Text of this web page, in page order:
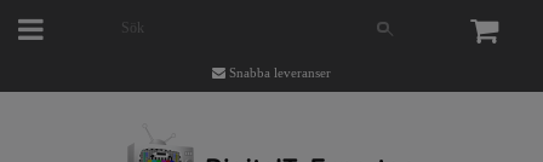
Snabba leveranser